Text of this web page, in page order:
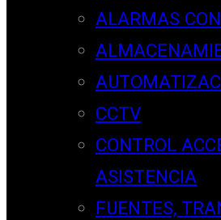
ALARMAS
CCTV
CONTROL
ASISTENCIA
FUENTES,